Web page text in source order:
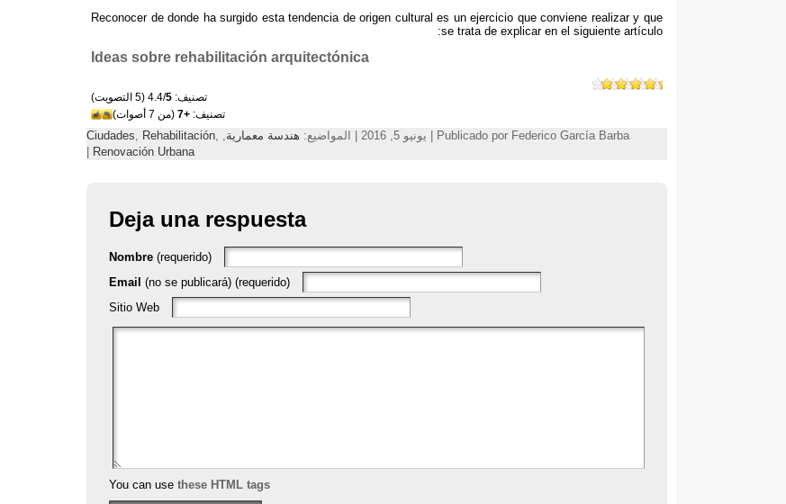
Reconocer de donde ha surgido esta tendencia de origen cultural es un ejercicio que conviene realizar y que
se trata de explicar en el siguiente artículo
:
Ideas sobre rehabilitación arquitectónica
تصنيف: 4.4/ 5
(5 التصويت)
تصنيف: +7 (من 7 أصوات)
Publicado por Federico García Barba | يونيو 5, 2016 | المواضيع: هندسة معمارية,
Ciudades, Rehabilitación,
Renovación Urbana
Deja una respuesta
Nombre (requerido)
Email (no se publicará) (requerido)
Sitio Web
You can use these HTML tags